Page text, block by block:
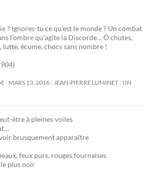
? Ignores-tu ce qu’est le monde ? Un combat
l’ombre qu’agite la Discorde… Ô chutes,
écume, chocs sans nombre !
MARS 13, 2016 JEAN-PIERRE LUMINET UN
être à pleines voiles
brusquement apparaître
feux purs, rouges fournaises
plus noir